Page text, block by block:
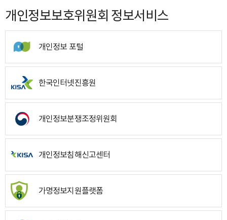
개인정보보호위원회 정보서비스
개인정보 포털
한국인터넷진흥원
개인정보분쟁조정위원회
개인정보침해신고센터
가명정보지원플랫폼